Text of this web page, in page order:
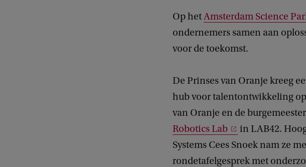
Op hetAmsterdam Science
ondernemers samen aan
voor de toekomst.
De Prinses van Oranje kreeg
hub voor talentontwikkeling
van Oranje en de
Robotics Lab
in LAB42.
Systems Cees Snoek nam ze
rondetafelgesprek met